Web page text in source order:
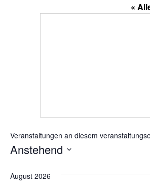
«
Veranstaltungen an diesem
Anstehend
August 2026